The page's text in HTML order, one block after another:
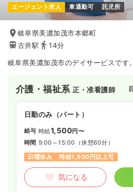
エージェント求人 車通勤可 託児所
岐阜県美濃加茂市本郷町
古井駅
14分
岐阜県美濃加茂市のデイサービスです。
介護・福祉系正・准看護師
日勤のみ（パート）
給与 時給1,500円〜
時間 9:00～15:00 （休憩60分）
日曜休み
時給1,500円以上可
気になる